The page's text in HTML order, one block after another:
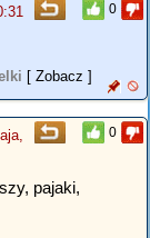
0
[ Zobacz ]
0
pajaki,